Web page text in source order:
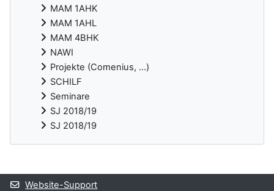
MAM 1AHK
MAM 1AHL
MAM 4BHK
NAWI
Projekte (Comenius, ...)
SCHILF
Seminare
SJ 2018/19
SJ 2018/19
Ergänzungsblöcke
Website-Support